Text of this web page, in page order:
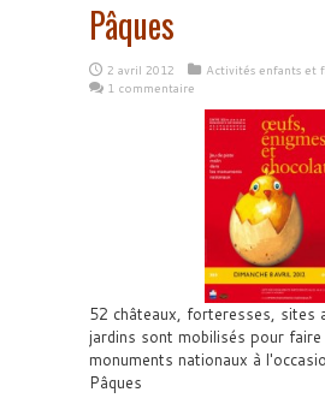
Pâques
2 avril 2012
Activités enfants et
1 commentaire
52 châteaux, forteresses, sites
jardins sont mobilisés pour faire
monuments nationaux à
Pâques